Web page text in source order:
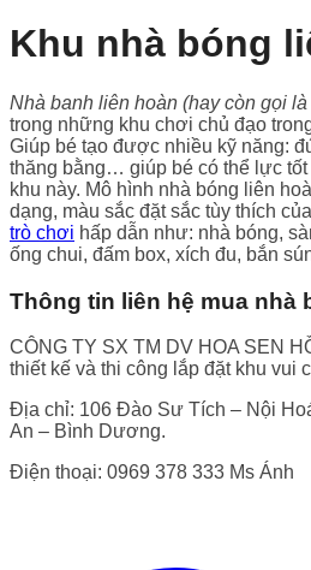
Khu nhà bóng
Nhà banh liên hoàn (hay còn gọi
trong những khu chơi chủ đạo
Giúp bé tạo được nhiều kỹ năng:
thăng bằng… giúp bé có thể lực
khu này. Mô hình nhà bóng liên
dạng, màu sắc đặt sắc tùy thích
trò chơi hấp dẫn như: nhà bóng,
ống chui, đấm box, xích đu, bắn
Thông tin liên hệ mua nhà
CÔNG TY SX TM DV HOA SEN
thiết kế và thi công lắp đặt khu vui
Địa chỉ: 106 Đào Sư Tích – Nội
An – Bình Dương.
Điện thoại: 0969 378 333 Ms Ánh